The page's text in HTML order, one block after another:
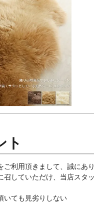
ト
利用頂きまして、誠にあ
召していただけ、当店スタ
いても見劣りしない